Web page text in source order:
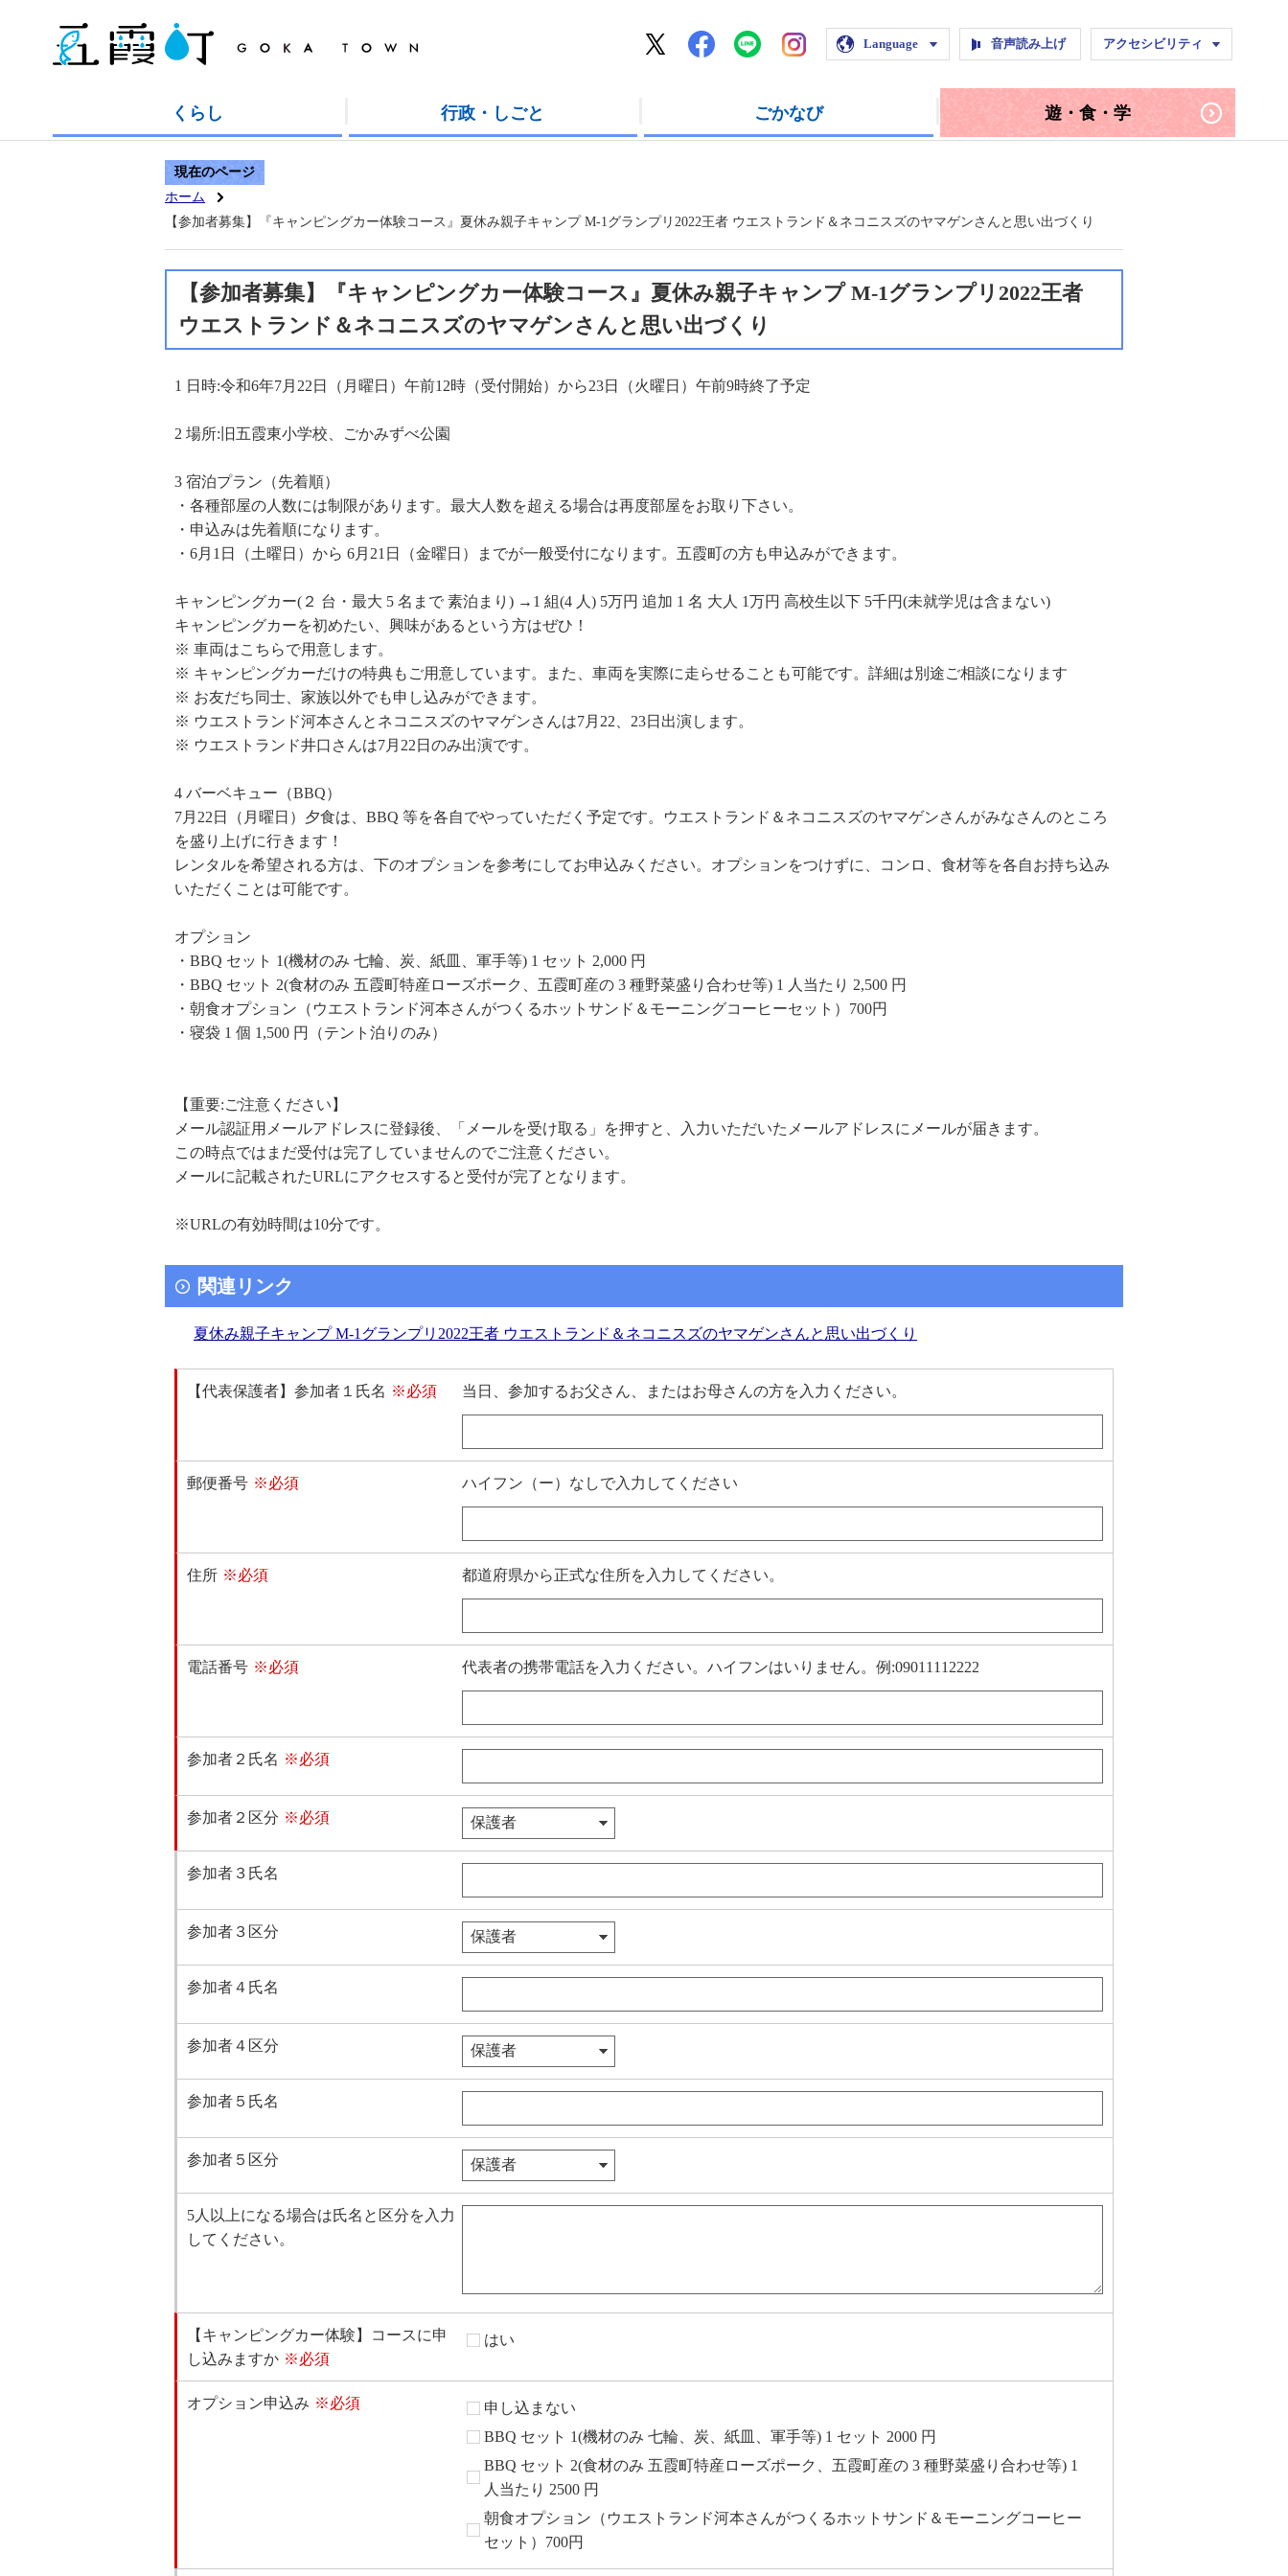
五霞町公式ホームページ
五霞町公式X五霞町公式Facebook
五霞町公式LINE
五霞町公式Instagram
Language 音声読み上げ アクセシビリティ
くらし 行政・しごと ごかなび 遊・食・学
現在のページ
ホーム
【参加者募集】『キャンピングカー体験コース』夏休み親子キャンプ M-1グランプリ2022王者 ウエストランド＆ネコニスズのヤマゲンさんと思い出づくり
【参加者募集】『キャンピングカー体験コース』夏休み親子キャンプ M-1グランプリ2022王者
ウエストランド＆ネコニスズのヤマゲンさんと思い出づくり
1 日時:令和6年7月22日（月曜日）午前12時（受付開始）から23日（火曜日）午前9時終了予定
2 場所:旧五霞東小学校、ごかみずべ公園
3 宿泊プラン（先着順）
・各種部屋の人数には制限があります。最大人数を超える場合は再度部屋をお取り下さい。
・申込みは先着順になります。
・6月1日（土曜日）から 6月21日（金曜日）までが一般受付になります。五霞町の方も申込みができます。
キャンピングカー(２ 台・最大 5 名まで 素泊まり) →1 組(4 人) 5万円 追加 1 名 大人 1万円 高校生以下 5千円(未就学児は含まない)
キャンピングカーを初めたい、興味があるという方はぜひ！
※ 車両はこちらで用意します。
※ キャンピングカーだけの特典もご用意しています。また、車両を実際に走らせることも可能です。詳細は別途ご相談になります
※ お友だち同士、家族以外でも申し込みができます。
※ ウエストランド河本さんとネコニスズのヤマゲンさんは7月22、23日出演します。
※ ウエストランド井口さんは7月22日のみ出演です。
4 バーベキュー（BBQ）
7月22日（月曜日）夕食は、BBQ 等を各自でやっていただく予定です。ウエストランド＆ネコニスズのヤマゲンさんがみなさんのところ
を盛り上げに行きます！
レンタルを希望される方は、下のオプションを参考にしてお申込みください。オプションをつけずに、コンロ、食材等を各自お持ち込み
いただくことは可能です。
オプション
・BBQ セット 1(機材のみ 七輪、炭、紙皿、軍手等) 1 セット 2,000 円
・BBQ セット 2(食材のみ 五霞町特産ローズポーク、五霞町産の 3 種野菜盛り合わせ等) 1 人当たり 2,500 円
・朝食オプション（ウエストランド河本さんがつくるホットサンド＆モーニングコーヒーセット）700円
・寝袋 1 個 1,500 円（テント泊りのみ）
【重要:ご注意ください】
メール認証用メールアドレスに登録後、「メールを受け取る」を押すと、入力いただいたメールアドレスにメールが届きます。
この時点ではまだ受付は完了していませんのでご注意ください。
メールに記載されたURLにアクセスすると受付が完了となります。
※URLの有効時間は10分です。
関連リンク
夏休み親子キャンプ M-1グランプリ2022王者 ウエストランド＆ネコニスズのヤマゲンさんと思い出づくり
【代表保護者】参加者１氏名 ※必須 当日、参加するお父さん、またはお母さんの方を入力ください。
郵便番号 ※必須 ハイフン（ー）なしで入力してください
住所 ※必須 都道府県から正式な住所を入力してください。
電話番号 ※必須 代表者の携帯電話を入力ください。ハイフンはいりません。例:09011112222
参加者２氏名 ※必須
参加者２区分 ※必須
参加者３氏名
参加者３区分
参加者４氏名
参加者４区分
参加者５氏名
参加者５区分
5人以上になる場合は氏名と区分を入力
してください。
【キャンピングカー体験】コースに申
し込みますか ※必須
はい
オプション申込み ※必須
申し込まない
BBQ セット 1(機材のみ 七輪、炭、紙皿、軍手等) 1 セット 2000 円
BBQ セット 2(食材のみ 五霞町特産ローズポーク、五霞町産の 3 種野菜盛り合わせ等) 1
人当たり 2500 円
朝食オプション（ウエストランド河本さんがつくるホットサンド＆モーニングコーヒー
セット）700円